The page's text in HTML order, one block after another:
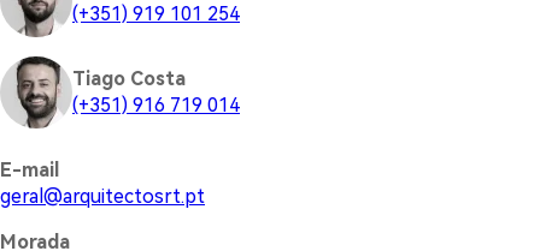
(+351) 919 101 254
Tiago Costa
(+351) 916 719 014
E-mail
tp.trsotcetiuqra
@lareg
Morada